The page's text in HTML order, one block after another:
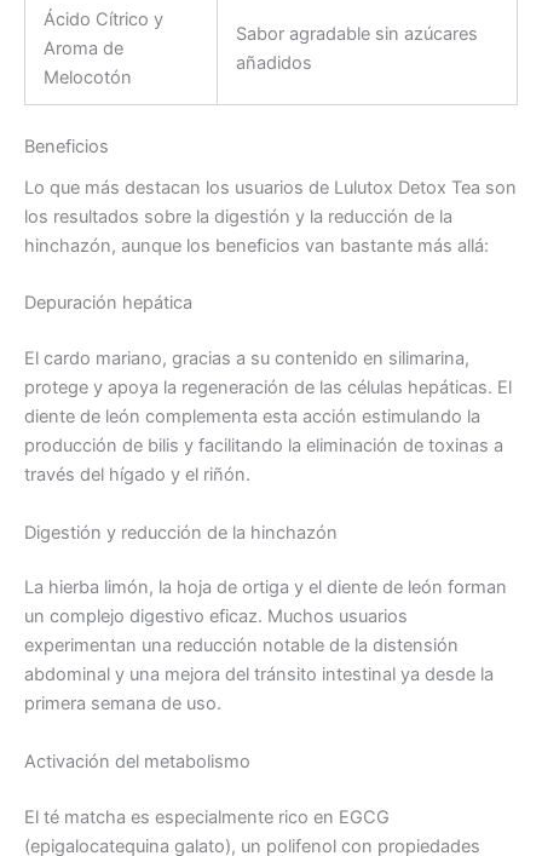
Ácido Cítrico y
Aroma de
Melocotón
Sabor agradable sin azúcares
añadidos
Beneficios
Lo que más destacan los usuarios de Lulutox Detox Tea son
los resultados sobre la digestión y la reducción de la
hinchazón, aunque los beneficios van bastante más allá:
Depuración hepática
El cardo mariano, gracias a su contenido en silimarina,
protege y apoya la regeneración de las células hepáticas. El
diente de león complementa esta acción estimulando la
producción de bilis y facilitando la eliminación de toxinas a
través del hígado y el riñón.
Digestión y reducción de la hinchazón
La hierba limón, la hoja de ortiga y el diente de león forman
un complejo digestivo eficaz. Muchos usuarios
experimentan una reducción notable de la distensión
abdominal y una mejora del tránsito intestinal ya desde la
primera semana de uso.
Activación del metabolismo
El té matcha es especialmente rico en EGCG
(epigalocatequina galato), un polifenol con propiedades